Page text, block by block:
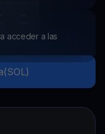
acceder a las
(SOL)